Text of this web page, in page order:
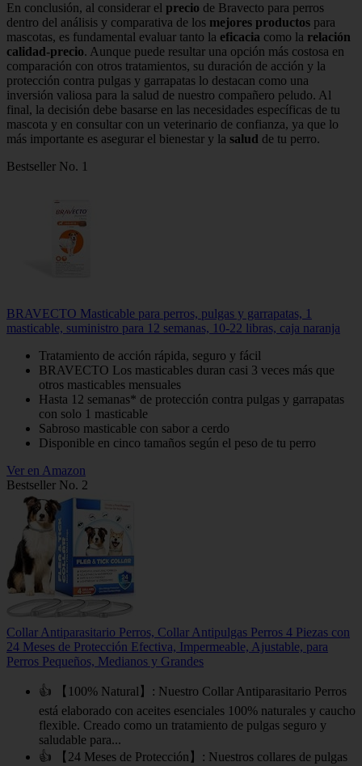
En conclusión, al considerar el precio de Bravecto para perros
dentro del análisis y comparativa de los mejores productos para
mascotas, es fundamental evaluar tanto la eficacia como la relación
calidad-precio. Aunque puede resultar una opción más costosa en
comparación con otros tratamientos, su duración de acción y la
protección contra pulgas y garrapatas lo destacan como una
inversión valiosa para la salud de nuestro compañero peludo. Al
final, la decisión debe basarse en las necesidades específicas de tu
mascota y en consultar con un veterinario de confianza, ya que lo
más importante es asegurar el bienestar y la salud de tu perro.
Bestseller No. 1
BRAVECTO Masticable para perros, pulgas y garrapatas, 1
masticable, suministro para 12 semanas, 10-22 libras, caja naranja
Tratamiento de acción rápida, seguro y fácil
BRAVECTO Los masticables duran casi 3 veces más que
otros masticables mensuales
Hasta 12 semanas* de protección contra pulgas y garrapatas
con solo 1 masticable
Sabroso masticable con sabor a cerdo
Disponible en cinco tamaños según el peso de tu perro
Ver en Amazon
Bestseller No. 2
Collar Antiparasitario Perros, Collar Antipulgas Perros 4 Piezas con
24 Meses de Protección Efectiva, Impermeable, Ajustable, para
Perros Pequeños, Medianos y Grandes
👍 【100% Natural】: Nuestro Collar Antiparasitario Perros
está elaborado con aceites esenciales 100% naturales y caucho
flexible. Creado como un tratamiento de pulgas seguro y
saludable para...
👍 【24 Meses de Protección】: Nuestros collares de pulgas